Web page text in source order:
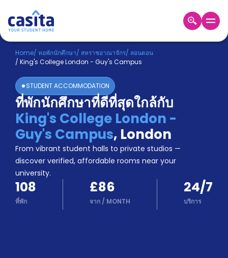
Home TH GBP
เข้าสู่
ระบบ
Booking
Accommodation
About
us
Blog
Refer
And
Earn
Become
A
Partner
Help
Home/ หอพักนักศึกษา/ สหราชอาณาจักร/ ลอนดอน
/ King's College London - Guy's Campus
STUDENT ACCOMMODATION
ที่พักนักศึกษาที่ดีที่สุดใกล้กับ
King's College London -
Guy's Campus, London
From vibrant student halls to private studios —
discover verified, affordable rooms near your
university.
108
ที่พัก
£86
จาก / MONTH
24/7
บริการ